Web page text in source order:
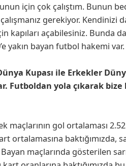
için çok çalıştım. Bunun
gerekiyor.
kapıları açabilesiniz. Bunda
yakın bayan futbol hakemi var.
Kupası ile Erkekler
Futboldan yola çıkarak
maçlarının gol ortalaması
ortalamasına baktığımızda,
maçlarında gösterilen